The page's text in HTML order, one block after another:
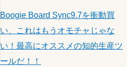
Boogie Board Sync9.7を衝動買
い、これはもうオモチャじゃな
い！最高にオススメの知的生産ツ
ールだ！！